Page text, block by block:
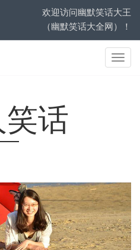
欢迎访问幽默笑话大王
（幽默笑话大全网）！
网
笑话